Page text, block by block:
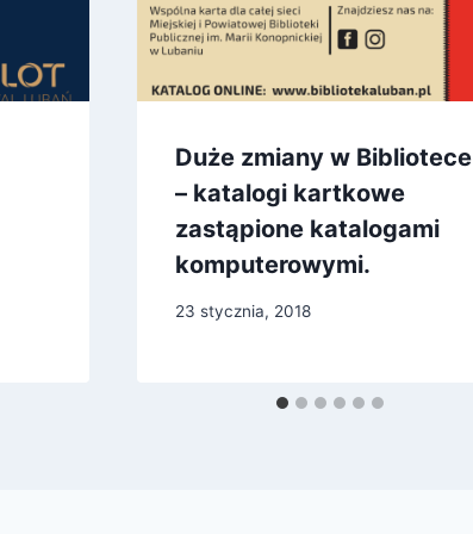
Duże zmiany w Bibliotece
– katalogi kartkowe
zastąpione katalogami
komputerowymi.
23 stycznia, 2018